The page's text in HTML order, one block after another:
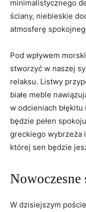
minimalistycznego‍
ściany, niebieskie
atmosferę
Pod wpływem
stworzyć w naszej
relaksu. Listwy
⁤białe meble
w odcieniach błękitu
będzie pełen
⁣greckiego wybrzeża
której sen będzie
W dzisiejszym⁢